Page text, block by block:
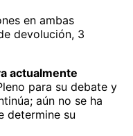
en ambas
devolución, 3
actualmente
para su debate y
aún no se ha
determine su